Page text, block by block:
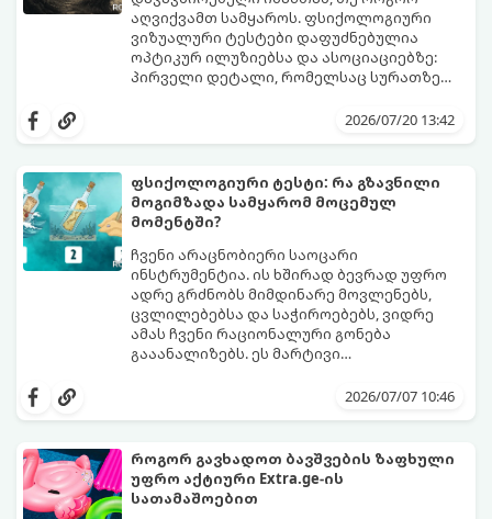
აღვიქვამთ სამყაროს. ფსიქოლოგიური
ვიზუალური ტესტები დაფუძნებულია
ოპტიკურ ილუზიებსა და ასოციაციებზე:
პირველი დეტალი, რომელსაც სურათზე
პიროვნების ფარულ მხარეებზე,2026/07/20 13:42
ფსიქოლოგიური ტესტი: რა გზავნილი
მოგიმზადა სამყარომ მოცემულ
მომენტში?
ჩვენი არაცნობიერი საოცარი
ინსტრუმენტია. ის ხშირად ბევრად უფრო
ადრე გრძნობს მიმდინარე მოვლენებს,
ცვლილებებსა და საჭიროებებს, ვიდრე
ამას ჩვენი რაციონალური გონება
გააანალიზებს. ეს მარტივი
ასოციაციურ აღქმაზეა დაფუძნებული,
თქვენთვის ცხოვრების ამ ეტაპზე.
აირჩიეთ სამი წერილიდან ის ერთი,
2026/07/07 10:46
როგორ გავხადოთ ბავშვების ზაფხული
უფრო აქტიური Extra.ge-ის
სათამაშოებით